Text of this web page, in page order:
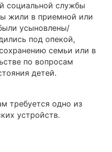
социальной службы
жили в приемной или
усыновлены/
под опекой,
семьи или в
по вопросам
детей.
требуется одно из
устройств.